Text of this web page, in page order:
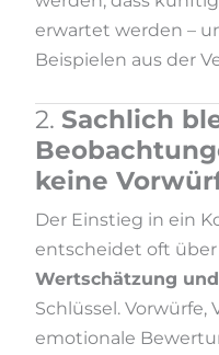
erwartet werden –
Beispielen aus der
2. Sachlich
keine
Der Einstieg in ein
entscheidet oft über
Wertschätzung
Schlüssel.
emotionale